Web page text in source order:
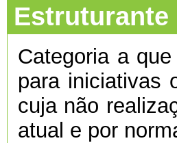
Estruturante
Categoria a
para iniciativas
cuja não
atual e por